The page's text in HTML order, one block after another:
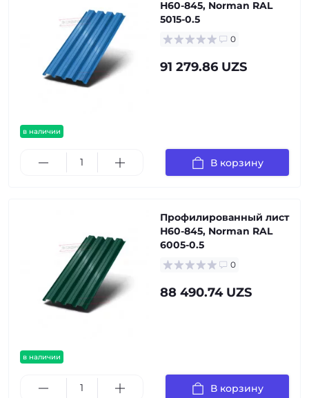
в наличии
Н60-845, Norman RAL
5015-0.5
0
91 279.86 UZS
В корзину
в наличии
Профилированный лист
Н60-845, Norman RAL
6005-0.5
0
88 490.74 UZS
В корзину